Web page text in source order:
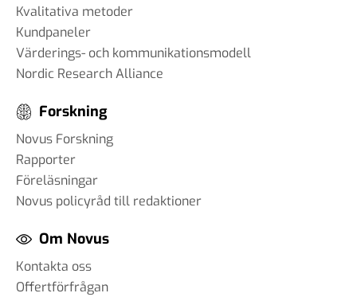
Kvalitativa metoder
Kundpaneler
Värderings- och kommunikationsmodell
Nordic Research Alliance
Forskning
Novus Forskning
Rapporter
Föreläsningar
Novus policyråd till redaktioner
Om Novus
Kontakta oss
Offertförfrågan